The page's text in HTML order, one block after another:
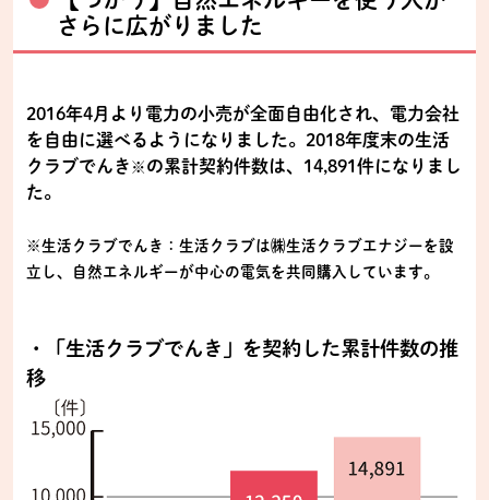
さらに広がりました
2016年4月より電力の小売が全面自由化され、電力会社
を自由に選べるようになりました。2018年度末の生活
クラブでんき ※ の累計契約件数は、14,891件になりまし
た。
※生活クラブでんき：生活クラブは㈱生活クラブエナジーを設
立し、自然エネルギーが中心の電気を共同購入しています。
・「生活クラブでんき」を契約した累計件数の推
移